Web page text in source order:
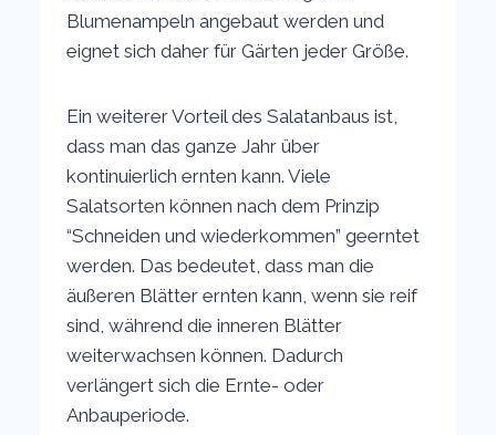
Blumenampeln angebaut werden und
eignet sich daher für Gärten jeder Größe.
Ein weiterer Vorteil des Salatanbaus ist,
dass man das ganze Jahr über
kontinuierlich ernten kann. Viele
Salatsorten können nach dem Prinzip
“Schneiden und wiederkommen” geerntet
werden. Das bedeutet, dass man die
äußeren Blätter ernten kann, wenn sie reif
sind, während die inneren Blätter
weiterwachsen können. Dadurch
verlängert sich die Ernte- oder
Anbauperiode.